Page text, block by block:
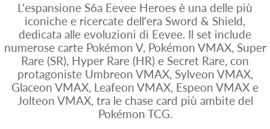
L'espansione S6a Eevee Heroes è una delle più
iconiche e ricercate dell'era Sword & Shield,
dedicata alle evoluzioni di Eevee. Il set include
numerose carte Pokémon V, Pokémon VMAX, Super
Rare (SR), Hyper Rare (HR) e Secret Rare, con
protagoniste Umbreon VMAX, Sylveon VMAX,
Glaceon VMAX, Leafeon VMAX, Espeon VMAX e
Jolteon VMAX, tra le chase card più ambite del
Pokémon TCG.